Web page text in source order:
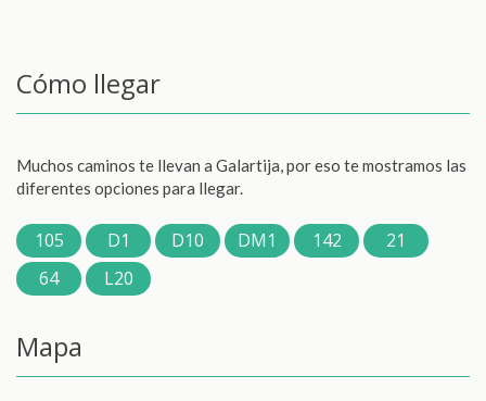
Cómo llegar
Muchos caminos te llevan a Galartija, por eso te mostramos las
diferentes opciones para llegar.
105 D1 D10 DM1 142
21
64
L20
Mapa